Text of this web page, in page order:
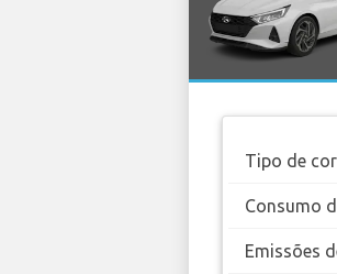
Tipo de
Consumo
Emissões